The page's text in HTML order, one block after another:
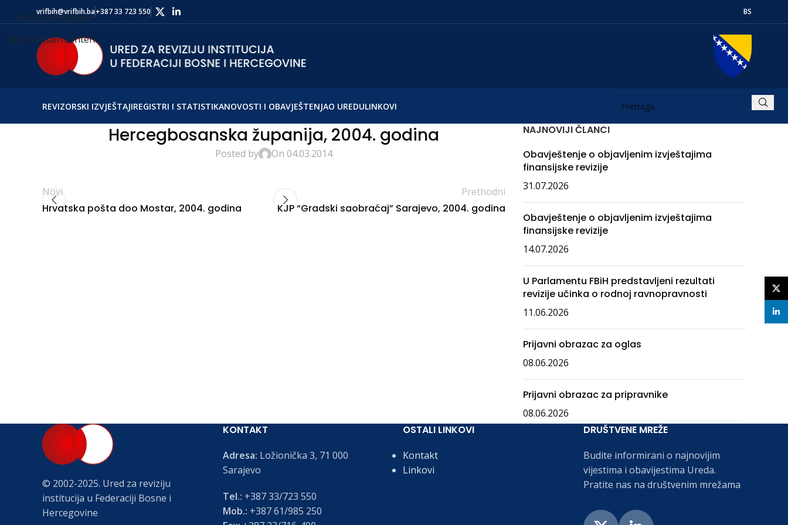
Skip to navigation
Skip to main content
vrifbih@vrifbih.ba+387 33 723 550 BS
REVIZORSKI IZVJEŠTAJIREGISTRI I STATISTIKANOVOSTI I OBAVJEŠTENJAO UREDULINKOVI
Hercegbosanska županija, 2004. godina
Posted by On 04.03.2014
Novi
Hrvatska pošta doo Mostar, 2004. godina
Prethodni
KJP “Gradski saobraćaj” Sarajevo, 2004. godina
NAJNOVIJI ČLANCI
Obavještenje o objavljenim izvještajima
finansijske revizije
31.07.2026
Obavještenje o objavljenim izvještajima
finansijske revizije
14.07.2026
U Parlamentu FBiH predstavljeni rezultati
revizije učinka o rodnoj ravnopravnosti
11.06.2026
Prijavni obrazac za oglas
08.06.2026
Prijavni obrazac za pripravnike
08.06.2026
© 2002-2025. Ured za reviziju
institucija u Federaciji Bosne i
Hercegovine
KONTAKT
Adresa: Ložionička 3, 71 000
Sarajevo
Tel.: +387 33/723 550
Mob.: +387 61/985 250
OSTALI LINKOVI
Kontakt
Linkovi
DRUŠTVENE MREŽE
Budite informirani o najnovijim
vijestima i obavijestima Ureda.
Pratite nas na društvenim mrežama